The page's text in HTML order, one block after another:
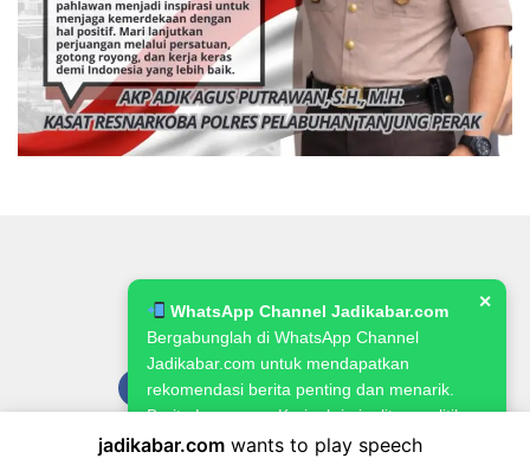
Pedoman Media Siber Kode Etik Jurnalistik
jadikabar.com wants to play speech
WhatsApp Channel Jadikabar.com
Bergabunglah di WhatsApp Channel
Jadikabar.com untuk mendapatkan
rekomendasi berita penting dan menarik.
Berita Lowongan Kerja, kriminalitas, politik,
pemerintahan, pertanian & ketahanan
✕